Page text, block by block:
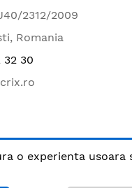
2312/2009
Romania
32 30
o experienta usoara